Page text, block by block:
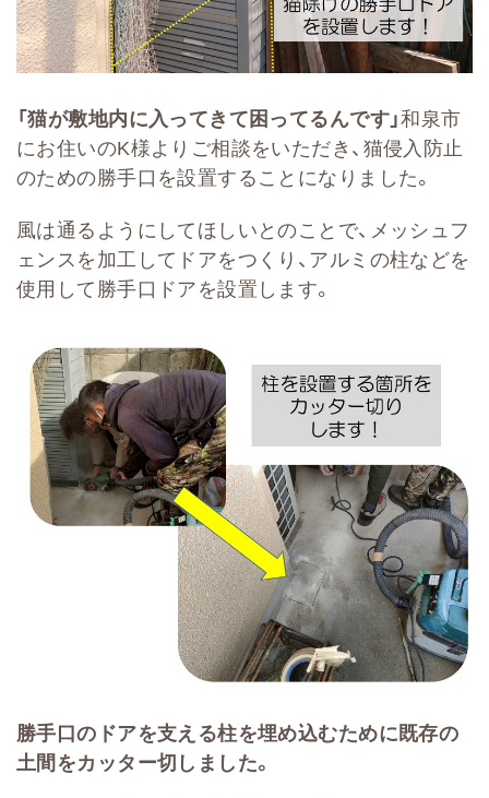
「猫が敷地内に入ってきて困ってるんです」和泉市
にお住いのK様よりご相談をいただき、猫侵入防止
のための勝手口を設置することになりました。
風は通るようにしてほしいとのことで、メッシュフ
ェンスを加工してドアをつくり、アルミの柱などを
使用して勝手口ドアを設置します。
勝手口のドアを支える柱を埋め込むために既存の
土間をカッター切しました。